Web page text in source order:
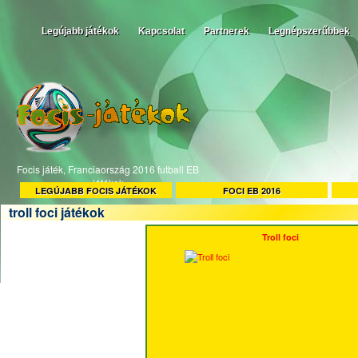
Legújabb játékok Kapcsolat Partnerek Legnépszerűbbek
Focis játék, Franciaország 2016 futball EB
játékok
LEGÚJABB FOCIS JÁTÉKOK FOCI EB 2016
troll foci játékok
Troll foci